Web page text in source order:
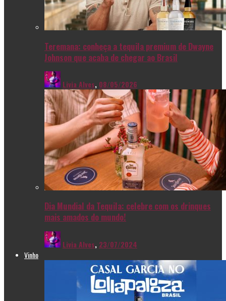
Teremana: conheça a tequila premium de Dwayne
Johnson que acaba de chegar ao Brasil
Livia Alves, 08/05/2026
Dia Mundial da Tequila: celebre com os drinques
mais amados do mundo!
Livia Alves, 23/07/2024
Vinho